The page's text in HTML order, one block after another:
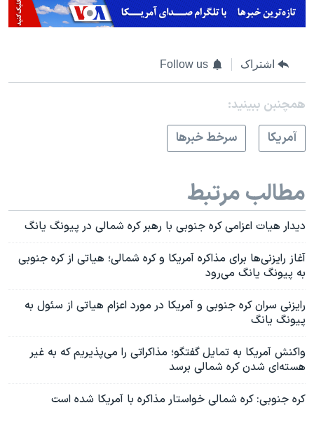
اشتراک Follow us
همچنبن ببینید:
آمريکا
سرخط خبرها
مطالب مرتبط
دیدار هیات اعزامی کره جنوبی با رهبر کره شمالی در پیونگ یانگ
آغاز رایزنی‌ها برای مذاکره آمریکا و کره شمالی؛ هیاتی از کره جنوبی
به پیونگ یانگ می‌رود
رایزنی سران کره جنوبی و آمریکا در مورد اعزام هیاتی از سئول به
پیونگ یانگ
واکنش آمریکا به تمایل گفتگو؛ مذاکراتی را می‌پذیریم که به غیر
هسته‌ای شدن کره شمالی برسد
کره جنوبی: کره شمالی خواستار مذاکره با آمریکا شده است